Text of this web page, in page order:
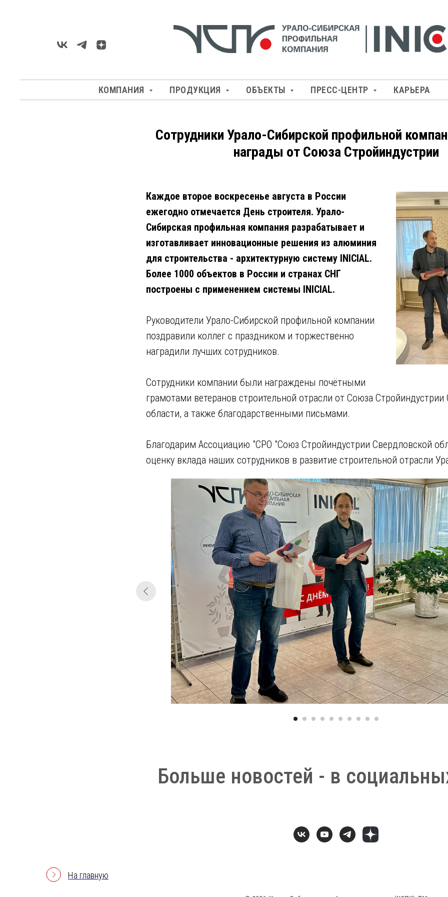
КОМПАНИЯ ПРОДУКЦИЯ ОБЪЕКТЫ ПРЕСС-ЦЕНТР КАРЬЕРА
Сотрудники Урало-Сибирской профильной
награды от Союза Стройиндустрии
Каждое второе воскресенье августа в России
ежегодно отмечается День строителя. Урало-
Сибирская профильная компания разрабатывает и
изготавливает инновационные решения из алюминия
для строительства - архитектурную систему INICIAL.
Более 1000 объектов в России и странах СНГ
построены с применением системы INICIAL.
Руководители Урало-Сибирской профильной компании
поздравили коллег с праздником и торжественно
наградили лучших сотрудников.
Сотрудники компании были награждены почётными
грамотами ветеранов строительной отрасли от Союза
области, а также благодарственными письмами.
Благодарим Ассоциацию "СРО "Союз Стройиндустрии Свердловской
оценку вклада наших сотрудников в развитие строительной отрасли
Больше новостей - в
На главную